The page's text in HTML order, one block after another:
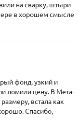
на сварку, штыри
в хорошем смысле
фонд, узкий и
ломили цену. В Мета-
встала как
Спасибо,